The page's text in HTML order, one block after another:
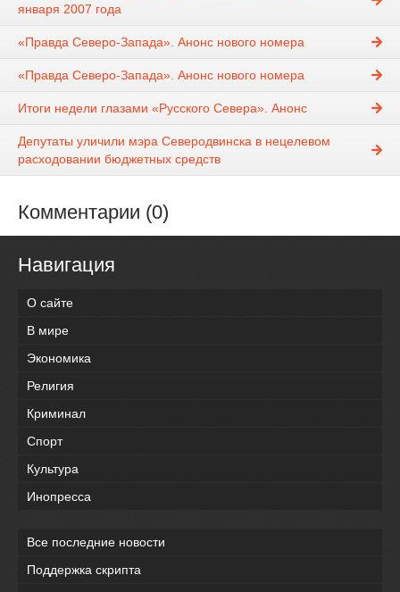
января 2007 года
«Правда Северо-Запада». Анонс нового номера
«Правда Северо-Запада». Анонс нового номера
Итоги недели глазами «Русского Севера». Анонс
Депутаты уличили мэра Северодвинска в нецелевом
расходовании бюджетных средств
Комментарии (0)
Навигация
О сайте
В мире
Экономика
Религия
Криминал
Спорт
Культура
Инопресса
Все последние новости
Поддержка скрипта